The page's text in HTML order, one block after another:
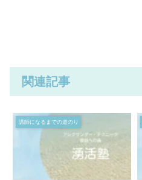
関連記事
講師になるまでの道のり